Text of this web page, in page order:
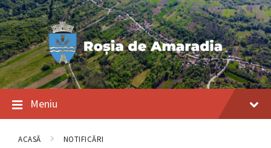
Salt
la
conținut
Salt
la
navigarea
principală
Salt
la
subsol
Meniu
ACASĂ NOTIFICĂRI